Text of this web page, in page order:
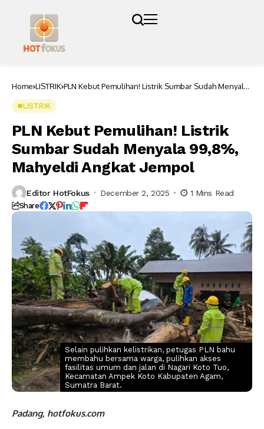
Home LISTRIK PLN Kebut Pemulihan! Listrik Sumbar Sudah Menyala
LISTRIK
PLN Kebut Pemulihan! Listrik
Sumbar Sudah Menyala 99,8%,
Mahyeldi Angkat Jempol
Editor HotFokus December 2, 2025 1 Mins Read
Share
Selain pulihkan kelistrikan, petugas PLN bahu
membahu bersama warga, pulihkan akses
fasilitas umum dan jalan di Nagari Koto Tuo,
Kecamatan Ampek Koto Kabupaten Agam,
Sumatra Barat.
Padang, hotfokus.com